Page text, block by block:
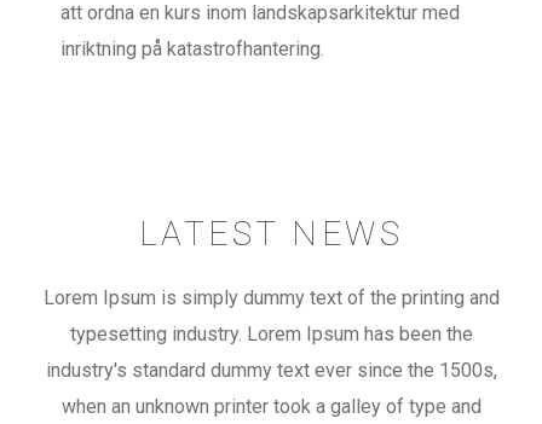
att ordna en kurs inom landskapsarkitektur med
inriktning på katastrofhantering.
LATEST NEWS
Lorem Ipsum is simply dummy text of the printing and
typesetting industry. Lorem Ipsum has been the
industry's standard dummy text ever since the 1500s,
when an unknown printer took a galley of type and